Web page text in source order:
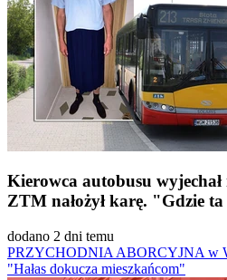
Kierowca autobusu
ZTM nałożył karę. "Gdzie
dodano 2 dni temu
PRZYCHODNIA ABORCYJNA w
"Hałas dokucza mieszkańcom"